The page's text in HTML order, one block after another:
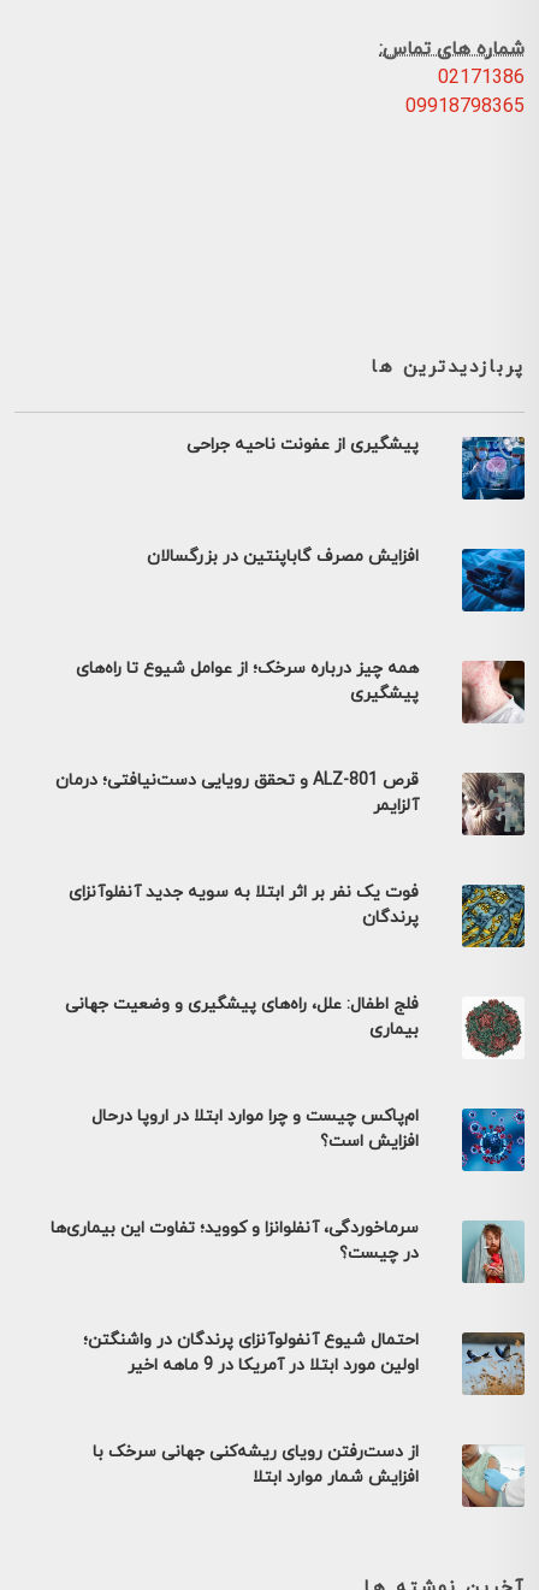
شماره های تماس:
02171386
09918798365
پربازدیدترین ها
پیشگیری از عفونت ناحیه جراحی
افزایش مصرف گاباپنتین در بزرگسالان
همه چیز درباره سرخک؛ از عوامل شیوع تا راه‌های
پیشگیری
قرص ALZ-801 و تحقق رویایی دست‌نیافتی؛ درمان
آلزایمر
فوت یک نفر بر اثر ابتلا به سویه جدید آنفلوآنزای
پرندگان
فلج اطفال: علل، راه‌های پیشگیری و وضعیت جهانی
بیماری
ام‌پاکس چیست و چرا موارد ابتلا در اروپا درحال
افزایش است؟
سرماخوردگی، آنفلوانزا و کووید؛ تفاوت این بیماری‌ها
در چیست؟
احتمال شیوع آنفولوآنزای پرندگان در واشنگتن؛
اولین مورد ابتلا در آمریکا در 9 ماهه اخیر
از دست‌رفتن رویای ریشه‌کنی جهانی سرخک با
افزایش شمار موارد ابتلا